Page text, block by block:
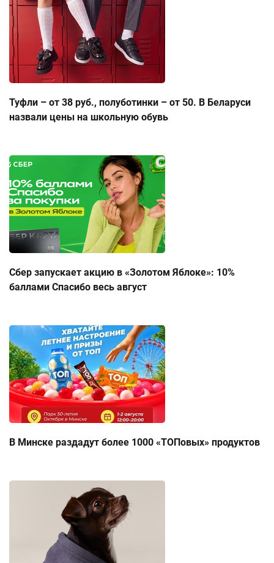
Туфли – от 38 руб., полуботинки – от 50. В Беларуси
назвали цены на школьную обувь
Сбер запускает акцию в «Золотом Яблоке»: 10%
баллами Спасибо весь август
В Минске раздадут более 1000 «ТОПовых» продуктов